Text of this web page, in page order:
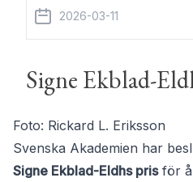
författare och översättare.
det prosalyriska verket En
2026-03-11
Signe Ekblad-
Foto: Rickard L. Eriksson
Svenska Akademien har
Signe Ekblad-Eldhs prisför